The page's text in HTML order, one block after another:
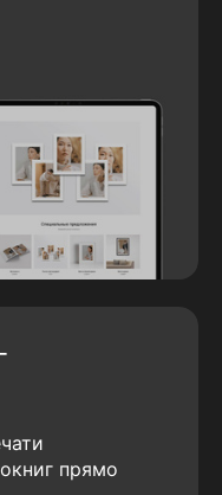
прямо